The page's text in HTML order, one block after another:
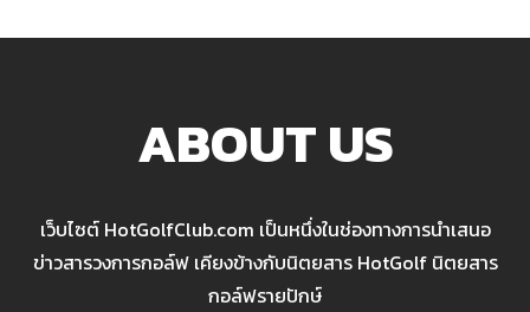
ABOUT US
เว็บไซต์ HotGolfClub.com เป็นหนึ่งในช่องทางการนำเสนอ
ข่าวสารวงการกอล์ฟ เคียงข้างกับนิตยสาร HotGolf นิตยสาร
กอล์ฟรายปักษ์